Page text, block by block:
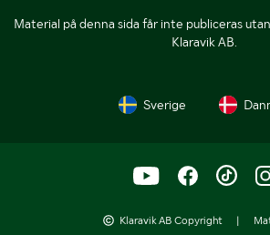
Material på denna sida får inte publiceras
Klaravik AB.
Sverige
Klaravik AB Copyright |